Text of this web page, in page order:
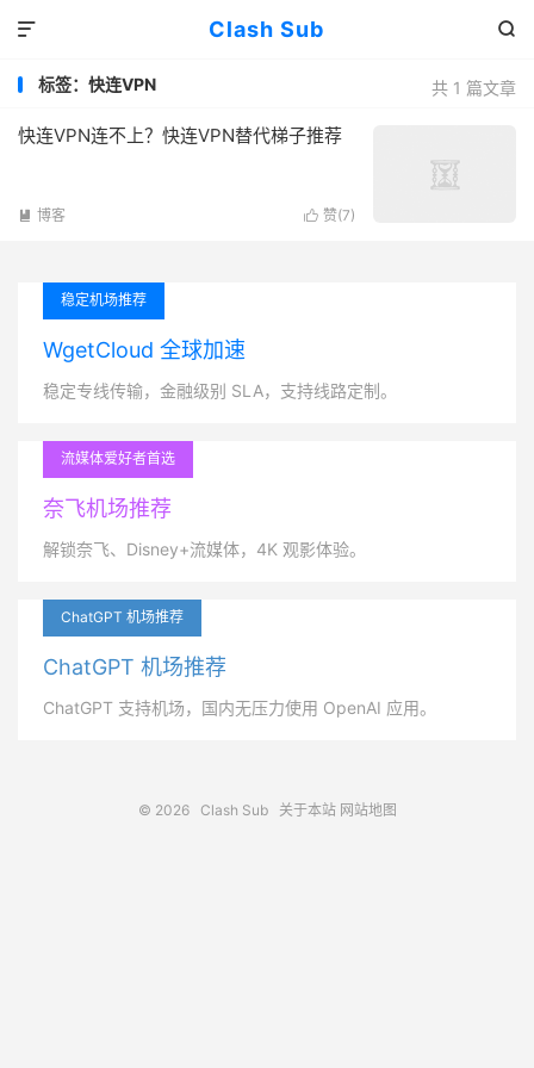
Clash Sub 

共 1 篇文章
标签：快连VPN
快连VPN连不上？快连VPN替代梯子推荐
 赞(7)
 博客
稳定机场推荐
WgetCloud 全球加速
稳定专线传输，金融级别 SLA，支持线路定制。
流媒体爱好者首选
奈飞机场推荐
解锁奈飞、Disney+流媒体，4K 观影体验。
ChatGPT 机场推荐
ChatGPT 机场推荐
ChatGPT 支持机场，国内无压力使用 OpenAI 应用。
© 2026 Clash Sub 关于本站 网站地图